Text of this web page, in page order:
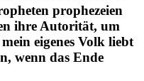
prophezeien
ihre Autorität, um
eigenes Volk liebt
wenn das Ende